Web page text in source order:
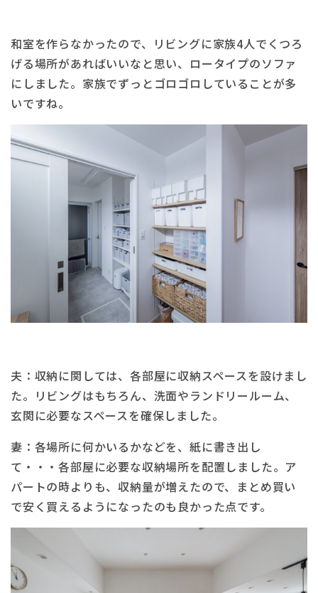
和室を作らなかったので、リビングに家族4人でくつろ
げる場所があればいいなと思い、ロータイプのソファ
にしました。家族でずっとゴロゴロしていることが多
いですね。
夫：収納に関しては、各部屋に収納スペースを設けまし
た。リビングはもちろん、洗面やランドリールーム、
玄関に必要なスペースを確保しました。
妻：各場所に何かいるかなどを、紙に書き出し
て・・・各部屋に必要な収納場所を配置しました。ア
パートの時よりも、収納量が増えたので、まとめ買い
で安く買えるようになったのも良かった点です。